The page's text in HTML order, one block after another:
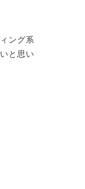
ング系
と思い